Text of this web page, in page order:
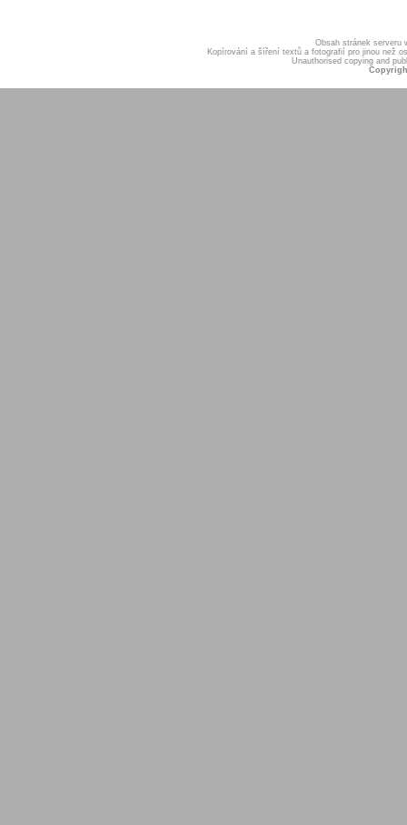
Obsah stránek serveru
Kopírování a šíření textů a fotografií pro jinou než
Unauthorised copying and